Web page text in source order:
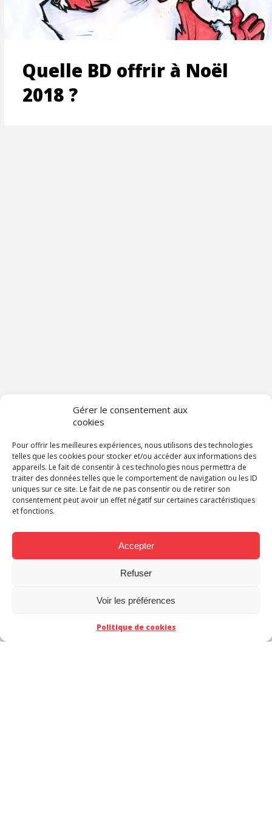
Gérer le consentement aux
cookies
Pour offrir les meilleures expériences, nous utilisons des technologies
telles que les cookies pour stocker et/ou accéder aux informations des
appareils. Le fait de consentir à ces technologies nous permettra de
traiter des données telles que le comportement de navigation ou les ID
uniques sur ce site. Le fait de ne pas consentir ou de retirer son
consentement peut avoir un effet négatif sur certaines caractéristiques
et fonctions.
Accepter
Refuser
Voir les préférences
Politique de cookies
Quelle BD offrir à Noël
2018 ?